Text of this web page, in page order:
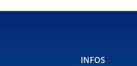
INFOS